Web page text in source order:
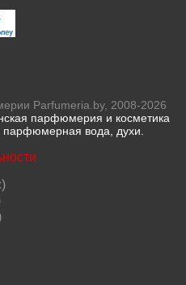
Parfumeria.by, 2008-2026
парфюмерия и косметика
парфюмерная вода, духи.